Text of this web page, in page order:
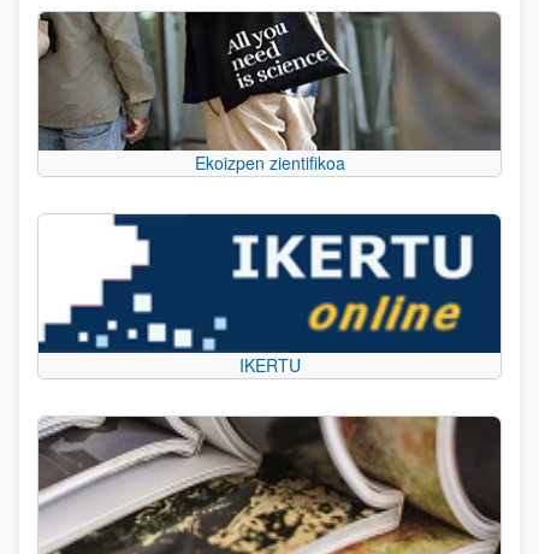
Ekoizpen zientifikoa
IKERTU